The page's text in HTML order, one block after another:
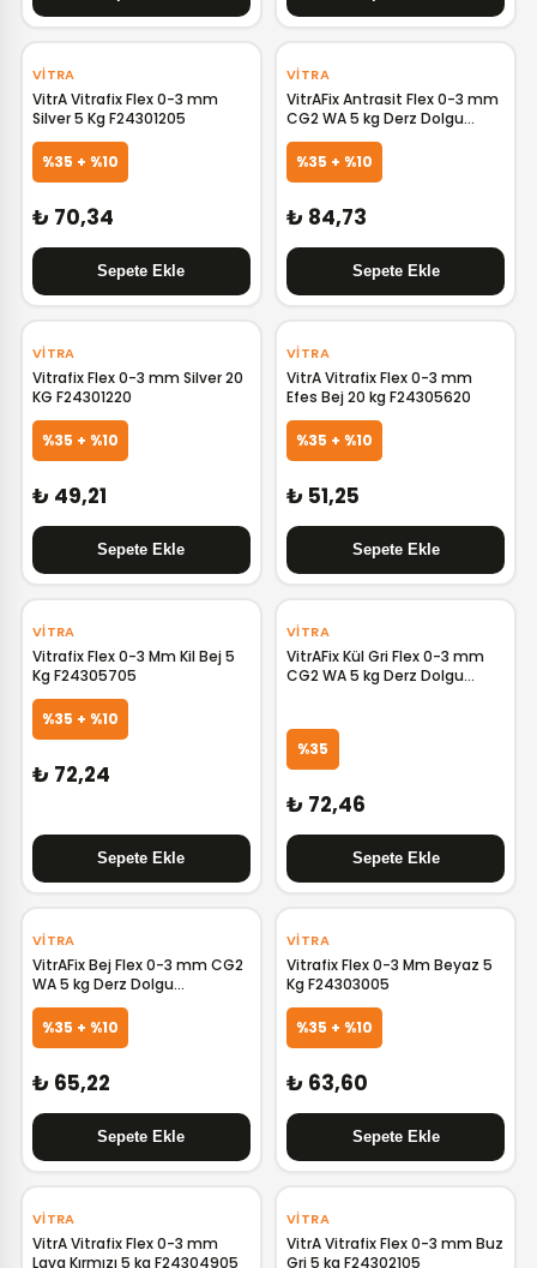
VITRA
VitrA Vitrafix Flex 0-3 mm
Silver 5 Kg F24301205
%35 + %10
₺ 70,34
VITRA
VitrAFix Antrasit Flex 0-3 mm
CG2 WA 5 kg Derz Dolgu
F24301805
%35 + %10
₺ 84,73
VITRA
Vitrafix Flex 0-3 mm Silver 20
KG F24301220
%35 + %10
₺ 49,21
VITRA
VitrA Vitrafix Flex 0-3 mm
Efes Bej 20 kg F24305620
%35 + %10
₺ 51,25
VITRA
Vitrafix Flex 0-3 Mm Kil Bej 5
Kg F24305705
%35 + %10
₺ 72,24
VITRA
VitrAFix Kül Gri Flex 0-3 mm
CG2 WA 5 kg Derz Dolgu
%35
₺ 72,46
VITRA
VitrAFix Bej Flex 0-3 mm CG2
WA 5 kg Derz Dolgu
F24305005
%35 + %10
₺ 65,22
VITRA
Vitrafix Flex 0-3 Mm Beyaz 5
Kg F24303005
%35 + %10
₺ 63,60
VITRA
VitrA Vitrafix Flex 0-3 mm
Lava Kırmızı 5 kg F24304905
VITRA
VitrA Vitrafix Flex 0-3 mm Buz
Gri 5 kg F24302105